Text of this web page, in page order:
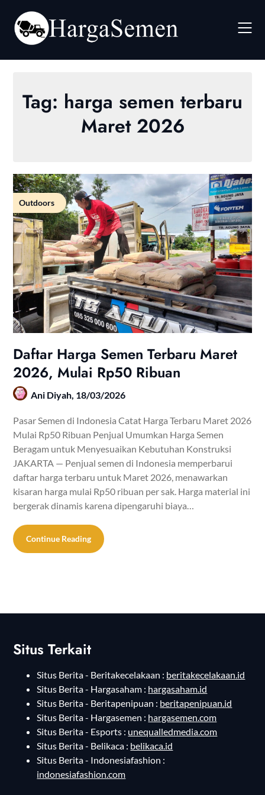
content
Tag: harga semen terbaru
Maret 2026
Outdoors
Daftar Harga Semen Terbaru Maret
2026, Mulai Rp50 Ribuan
Ani Diyah, 18/03/2026
Pasar Semen di Indonesia Catat Harga Terbaru Maret 2026
Mulai Rp50 Ribuan Penjual Umumkan Harga Semen
Beragam untuk Menyesuaikan Kebutuhan Konstruksi
JAKARTA — Penjual semen di Indonesia memperbarui
daftar harga terbaru untuk Maret 2026, menawarkan
kisaran harga mulai Rp50 ribuan per sak. Harga material ini
bergerak dinamis karena dipengaruhi biaya…
Continue Reading
Situs Terkait
Situs Berita - Beritakecelakaan : beritakecelakaan.id
Situs Berita - Hargasaham : hargasaham.id
Situs Berita - Beritapenipuan : beritapenipuan.id
Situs Berita - Hargasemen : hargasemen.com
Situs Berita - Esports : unequalledmedia.com
Situs Berita - Belikaca : belikaca.id
Situs Berita - Indonesiafashion :
indonesiafashion.com